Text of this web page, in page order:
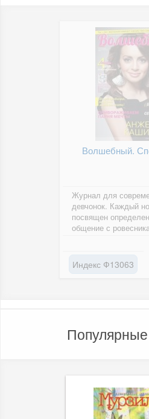
Волшебный.
Журнал для
девчонок. Каждый
посвящен
общение с
Индекс Ф13063